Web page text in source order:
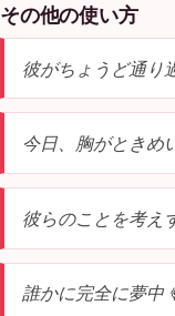
その他の使い方
彼がちょうど通り
今日、胸がときめ
彼らのことを考え
誰かに完全に夢中